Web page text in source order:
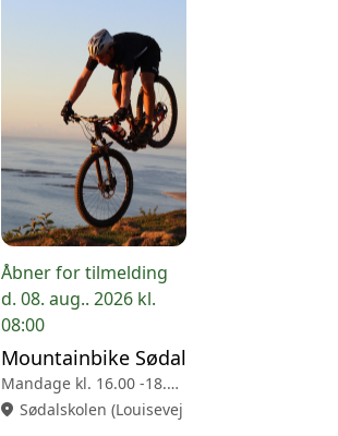
Åbner for tilmelding
d. 08. aug.. 2026 kl.
08:00
Mountainbike Sødal
Mandage kl. 16.00 -18.00 og weekender - Sødalskolen
location_on Sødalskolen (Louisevej 29, 8220 Brabrand)